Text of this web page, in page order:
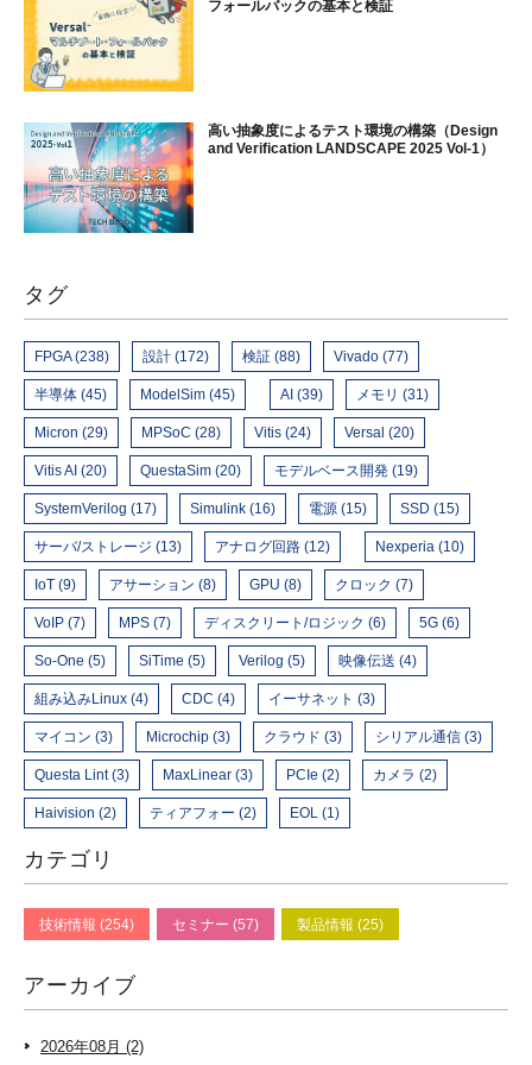
フォールバックの基本と検証
高い抽象度によるテスト環境の構築（Design
and Verification LANDSCAPE 2025 Vol-1）
タグ
FPGA (238) 設計 (172) 検証 (88) Vivado (77)
半導体 (45) ModelSim (45) AI (39) メモリ (31)
Micron (29) MPSoC (28) Vitis (24) Versal (20)
Vitis AI (20) QuestaSim (20) モデルベース開発 (19)
SystemVerilog (17) Simulink (16) 電源 (15) SSD (15)
サーバ/ストレージ (13) アナログ回路 (12) Nexperia (10)
IoT (9) アサーション (8) GPU (8) クロック (7)
VoIP (7) MPS (7) ディスクリート/ロジック (6) 5G (6)
So-One (5) SiTime (5) Verilog (5) 映像伝送 (4)
組み込みLinux (4) CDC (4) イーサネット (3)
マイコン (3) Microchip (3) クラウド (3) シリアル通信 (3)
Questa Lint (3) MaxLinear (3) PCIe (2) カメラ (2)
Haivision (2) ティアフォー (2) EOL (1)
カテゴリ
技術情報 (254) セミナー (57) 製品情報 (25)
アーカイブ
2026年08月 (2)